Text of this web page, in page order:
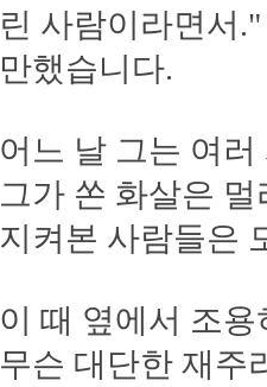
린 사람이라면서
만했습니다.
어느 날 그는 여
그가 쏜 화살은
지켜본 사람들은
이 때 옆에서 조
무슨 대단한 재주